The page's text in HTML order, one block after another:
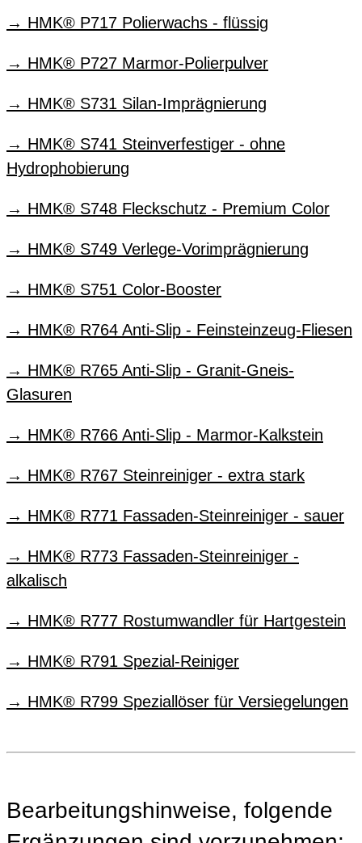
HMK® P717 Polierwachs - flüssig
HMK® P727 Marmor-Polierpulver
HMK® S731 Silan-Imprägnierung
HMK® S741 Steinverfestiger - ohne
Hydrophobierung
HMK® S748 Fleckschutz - Premium Color
HMK® S749 Verlege-Vorimprägnierung
HMK® S751 Color-Booster
HMK® R764 Anti-Slip - Feinsteinzeug-Fliesen
HMK® R765 Anti-Slip - Granit-Gneis-
Glasuren
HMK® R766 Anti-Slip - Marmor-Kalkstein
HMK® R767 Steinreiniger - extra stark
HMK® R771 Fassaden-Steinreiniger - sauer
HMK® R773 Fassaden-Steinreiniger -
alkalisch
HMK® R777 Rostumwandler für Hartgestein
HMK® R791 Spezial-Reiniger
HMK® R799 Speziallöser für Versiegelungen
Bearbeitungshinweise, folgende